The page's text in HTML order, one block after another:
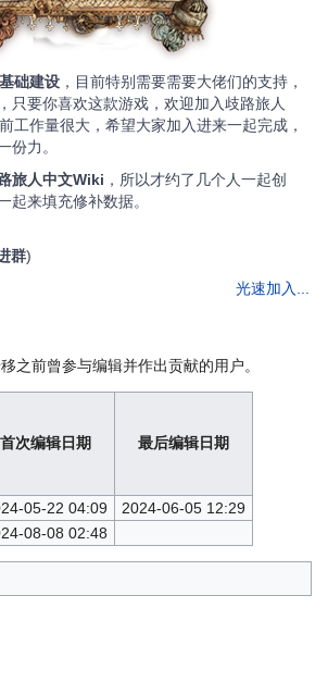
基础建设 ，目前特别需要需要大佬们的支持，
只要你喜欢这款游戏，欢迎加入歧路旅人
工作量很大，希望大家加入进来一起完成，
份力。
旅人中文Wiki ，所以才约了几个人一起创
起来填充修补数据。
群)
光速加入...
之前曾参与编辑并作出贡献的用户。
首次编辑日期 最后编辑日期
05-22 04:09
2024-06-05 12:29
08-08 02:48